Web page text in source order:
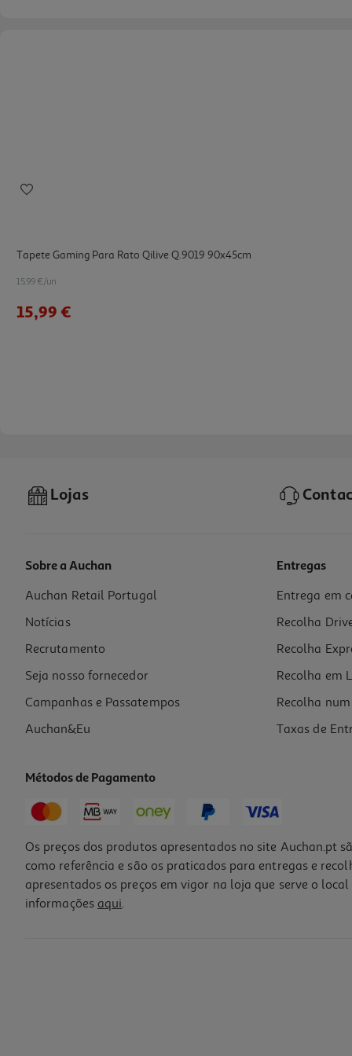
Tapete Gaming Para Rato Qilive Q.9019 90x45cm
15.99 €/un
15,99 €
Tapete De Rato Gaming Qilive 864363
7.99 €/un
7,99 €
Lojas
Sobre a Auchan
Auchan Retail Portugal
Notícias
Recrutamento
Seja nosso fornecedor
Campanhas e Passatempos
Auchan&Eu
Entregas
Entrega em
Recolha
Recolha
Recolha em
Recolha
Taxas de
Métodos de Pagamento
Os preços dos produtos apresentados no site Auchan.pt
como referência e são os praticados para entregas e
apresentados os preços em vigor na loja que serve o
informações aqui.